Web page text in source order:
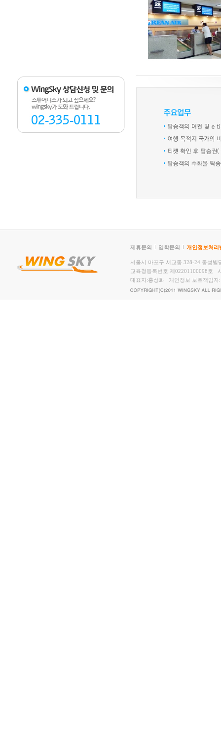
제휴문의 입학문의 개인정보처리
서울시 마포구 서교동 328-24 동성
교육청등록번호:제02201100098호
대표자:홍성화 개인정보 보호책임자